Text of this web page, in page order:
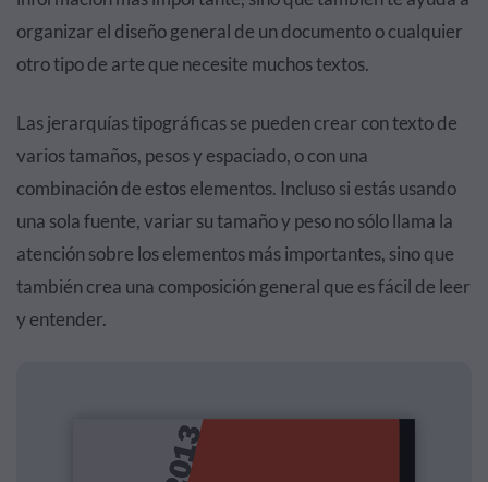
organizar el diseño general de un documento o cualquier
otro tipo de arte que necesite muchos textos.
Las jerarquías tipográficas se pueden crear con texto de
varios tamaños, pesos y espaciado, o con una
combinación de estos elementos. Incluso si estás usando
una sola fuente, variar su tamaño y peso no sólo llama la
atención sobre los elementos más importantes, sino que
también crea una composición general que es fácil de leer
y entender.